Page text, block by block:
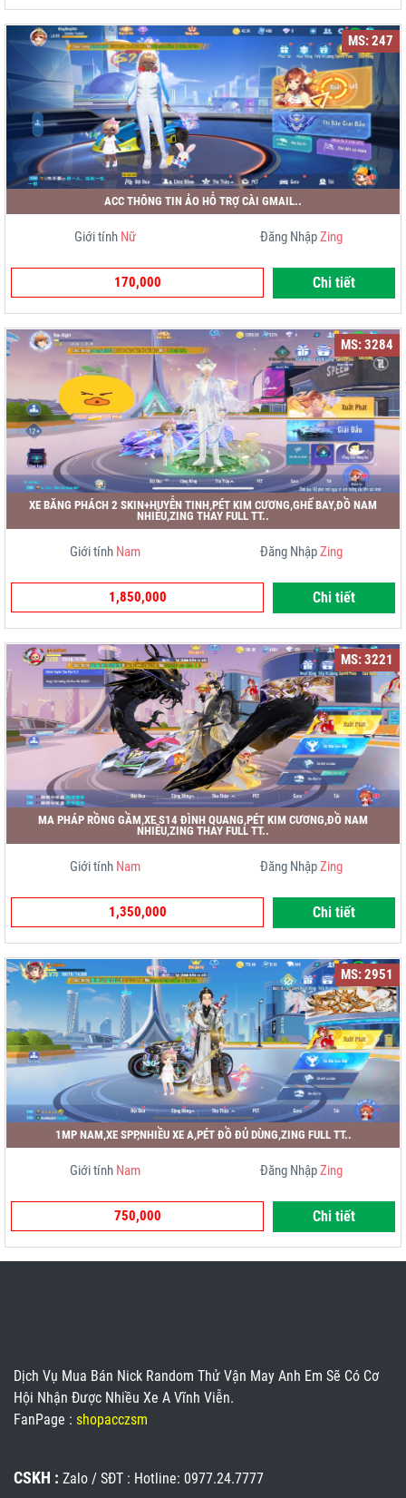
MS: 247
ACC THÔNG TIN ẢO HỖ TRỢ CÀI GMAIL..
Giới tính Nữ Đăng NhậpZing
170,000 Chi tiết
MS: 3284
XE BĂNG PHÁCH 2 SKIN+HUYỄN TINH,PÉT KIM CƯƠNG,GHẾ BAY,ĐỒ NAM
NHIỀU,ZING THAY FULL TT..
Giới tính Nam Đăng NhậpZing
1,850,000 Chi tiết
MS: 3221
MA PHÁP RỒNG GẦM,XE S14 ĐÌNH QUANG,PÉT KIM CƯƠNG,ĐỒ NAM
NHIỀU,ZING THAY FULL TT..
Giới tính Nam Đăng NhậpZing
1,350,000 Chi tiết
MS: 2951
1MP NAM,XE SPP,NHIỀU XE A,PÉT ĐỒ ĐỦ DÙNG,ZING FULL TT..
Giới tính Nam Đăng NhậpZing
750,000 Chi tiết
Dịch Vụ Mua Bán Nick Random Thử Vận May Anh Em Sẽ Có Cơ
Hội Nhận Được Nhiều Xe A Vĩnh Viễn.
FanPage : shopacczsm
CSKH : Zalo / SĐT : Hotline: 0977.24.7777